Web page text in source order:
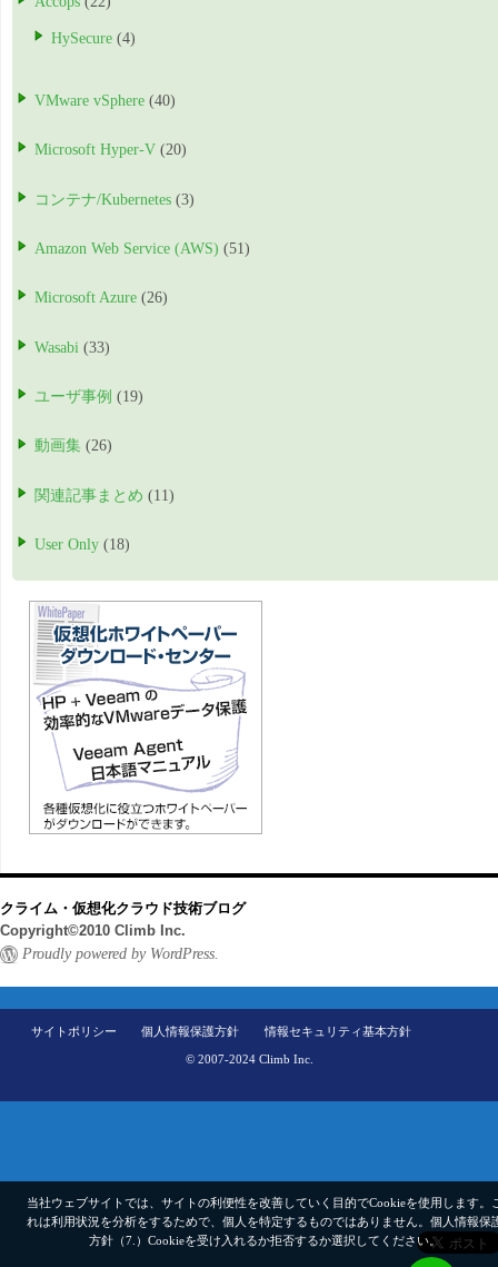
HySecure (4)
VMware vSphere (40)
Microsoft Hyper-V (20)
コンテナ/Kubernetes (3)
Amazon Web Service (AWS) (51)
Microsoft Azure (26)
Wasabi (33)
ユーザ事例 (19)
動画集 (26)
関連記事まとめ (11)
User Only (18)
クライム・仮想化クラウド技術ブログ
Copyright©2010 Climb Inc.
Proudly powered by WordPress.
サイトポリシー 個人情報保護方針 情報セキュリティ基本方針
© 2007-2024 Climb Inc.
当社ウェブサイトでは、サイトの利便性を改善していく目的でCookieを使用します。
れは利用状況を分析をするためで、個人を特定するものではありません。 個人情報保
方針（7.） Cookieを受け入れるか拒否するか選択してください。